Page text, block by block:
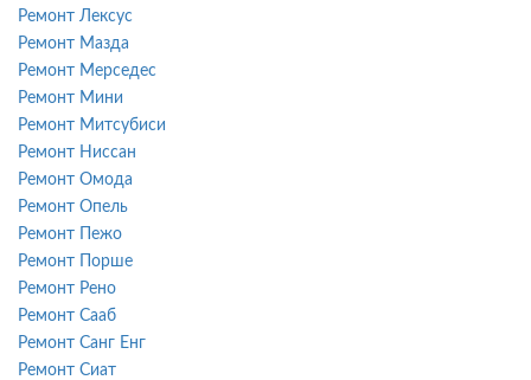
Ремонт Лексус
Ремонт Мазда
Ремонт Мерседес
Ремонт Мини
Ремонт Митсубиси
Ремонт Ниссан
Ремонт Омода
Ремонт Опель
Ремонт Пежо
Ремонт Порше
Ремонт Рено
Ремонт Сааб
Ремонт Санг Енг
Ремонт Сиат